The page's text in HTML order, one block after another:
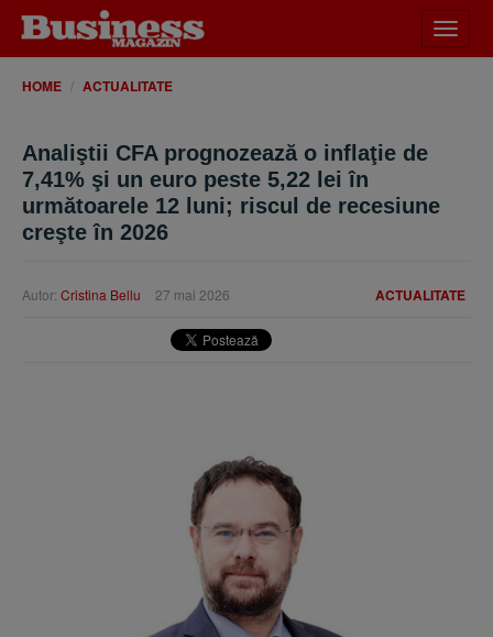
meniu
HOME ACTUALITATE
Analiştii CFA prognozează o inflaţie de
7,41% şi un euro peste 5,22 lei în
următoarele 12 luni; riscul de recesiune
creşte în 2026
ACTUALITATE
Autor: Cristina Bellu 27 mai 2026